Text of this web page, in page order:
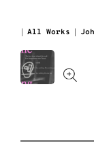
All Works